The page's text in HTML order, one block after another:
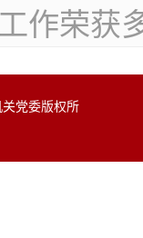
作荣获
关党委版权所